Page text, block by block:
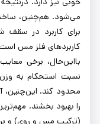
می‌شود. هم‌چنین،
برای کاربرد در سقف
کاربردهای فلز مس
بااین‌حال، برخی
نسبت استحکام به
محدود کند. این‌چنین،
را بهبود بخشند.
(ترکیب مس و روی) و